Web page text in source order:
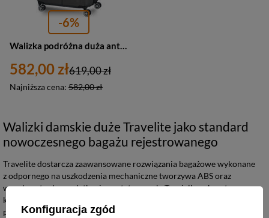
-6%
Walizka podróżna duża antracytowa 4 kółka ABS - Travelite City 73049-04
582,00 zł
Najniższa cena: 582,00 zł
619,00 zł
Walizki damskie duże Travelite jako standard
nowoczesnego bagażu rejestrowanego
Travelite dostarcza zaawansowane rozwiązania bagażowe wykonane
z odpornego na uszkodzenia mechaniczne tworzywa ABS oraz
wysokogatunkowych tkanin syntetycznych. Te wielkogabarytowe
konstrukcje zostały zaprojektowane z myślą o długodystansowych
podróżach lotniczych, gdzie kluczowe znaczenie ma ochrona
Konfiguracja zgód